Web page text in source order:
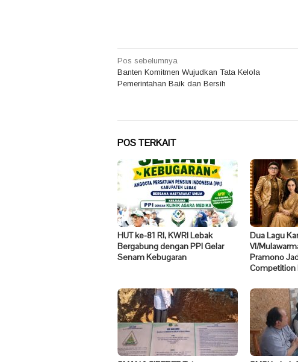
Navigasi
pos
Pos sebelumnya
Banten Komitmen Wujudkan Tata Kelola
Pemerintahan Baik dan Bersih
POS TERKAIT
HUT ke-81 RI, KWRI Lebak
Bergabung dengan PPI Gelar
Senam Kebugaran
Dua Lagu
VI/
Pramono
Competition